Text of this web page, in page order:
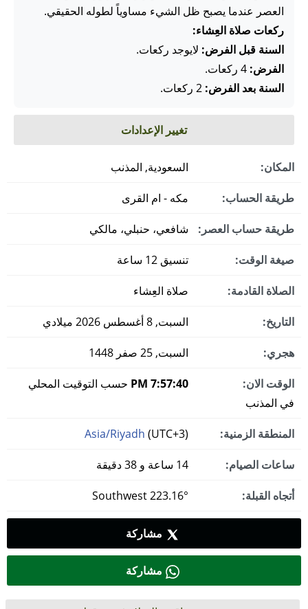
العصر عندما يصبح ظل الشيء مساوياً لطوله الحقيقي.
ركعات صلاة العِشاء:
السنة قبل الفرض: لايوجد ركعات.
الفرض:
السنة بعد الفرض:
تغيير الإعدادات
المكان: السعودية, المذنب
طريقة الحساب: مكه - ام القرى
طريقة حساب العصر: شافعي، حنبلي، مالكي
صيغة الوقت: تنسيق 12 ساعة
الصلاة القادمة: صلاة العِشاء
التاريخ: السبت, 8 أغسطس 2026 ميلادي
هجري: السبت, 25 صفر 1448
الوقت الان: 7:57:40 PM
حسب التوقيت المحلي
في المذنب
المنطقة الزمنية: Asia/Riyadh (UTC+3)
ساعات الصيام:
أتجاه القبلة:
مشاركة
مشاركة